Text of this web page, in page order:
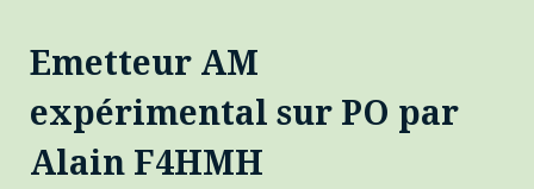
Emetteur AM
expérimental sur PO par
Alain F4HMH